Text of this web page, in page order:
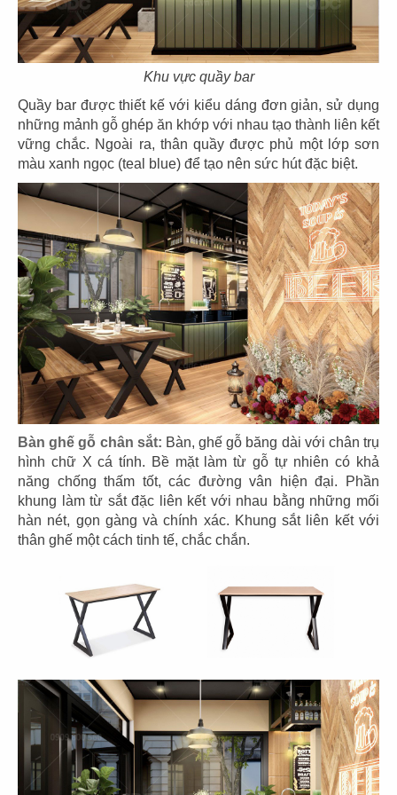
Khu vực quầy bar
Quầy bar được thiết kế với kiểu dáng đơn giản, sử dụng
những mảnh gỗ ghép ăn khớp với nhau tạo thành liên kết
vững chắc. Ngoài ra, thân quầy được phủ một lớp sơn
màu xanh ngọc (teal blue) để tạo nên sức hút đặc biệt.
Bàn ghế gỗ chân sắt: Bàn, ghế gỗ băng dài với chân trụ
hình chữ X cá tính. Bề mặt làm từ gỗ tự nhiên có khả
năng chống thấm tốt, các đường vân hiện đại. Phần
khung làm từ sắt đặc liên kết với nhau bằng những mối
hàn nét, gọn gàng và chính xác. Khung sắt liên kết với
thân ghế một cách tinh tế, chắc chắn.
THIẾT KẾ NHÀ HÀNG CHAY CÂY ĐỀ
Chủ đầu tư: Nhà hàng Chay Cây Đề
Địa điểm: 92 Nguyễn Sơn, Quận Tân Phú, TP. HCM
CHI TIẾT
THIẾT KẾ NHÀ HÀNG THE LOVER
Chủ đầu tư: Nhà hàng The Lover
Địa chỉ: Vĩnh Long
CHI TIẾT